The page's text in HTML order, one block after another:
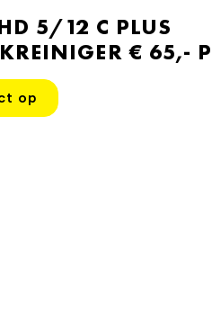
5/12 C PLUS
€ 65,-
op